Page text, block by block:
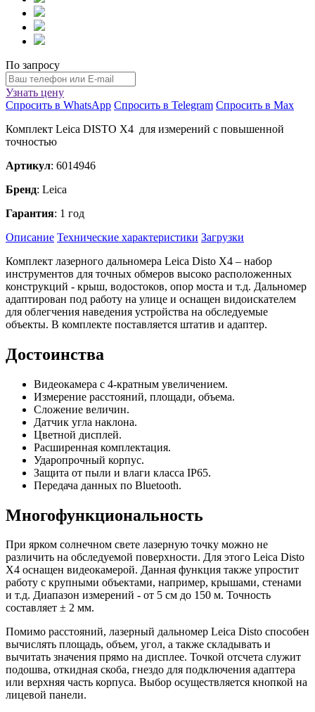
По запросу
Узнать цену
Спросить в WhatsApp Спросить в Telegram Спросить в Max
Комплект Leica DISTO Х4 для измерений с повышенной
точностью
Артикул: 6014946
Бренд: Leica
Гарантия: 1 год
Описание Технические характеристики Загрузки
Комплект лазерного дальномера Leica Disto X4 – набор
инструментов для точных обмеров высоко расположенных
конструкций - крыш, водостоков, опор моста и т.д. Дальномер
адаптирован под работу на улице и оснащен видоискателем
для облегчения наведения устройства на обследуемые
объекты. В комплекте поставляется штатив и адаптер.
Достоинства
Видеокамера с 4-кратным увеличением.
Измерение расстояний, площади, объема.
Сложение величин.
Датчик угла наклона.
Цветной дисплей.
Расширенная комплектация.
Ударопрочный корпус.
Защита от пыли и влаги класса IP65.
Передача данных по Bluetooth.
Многофункциональность
При ярком солнечном свете лазерную точку можно не
различить на обследуемой поверхности. Для этого Leica Disto
X4 оснащен видеокамерой. Данная функция также упростит
работу с крупными объектами, например, крышами, стенами
и т.д. Диапазон измерений - от 5 см до 150 м. Точность
составляет ± 2 мм.
Помимо расстояний, лазерный дальномер Leica Disto способен
вычислять площадь, объем, угол, а также складывать и
вычитать значения прямо на дисплее. Точкой отсчета служит
подошва, откидная скоба, гнездо для подключения адаптера
или верхняя часть корпуса. Выбор осуществляется кнопкой на
лицевой панели.